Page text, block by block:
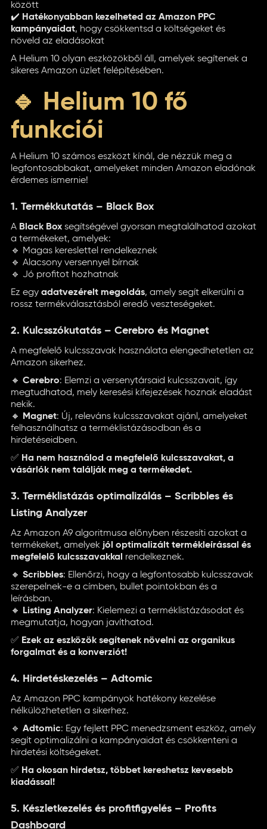
között
✔️ Hatékonyabban kezelheted az Amazon PPC
kampányaidat, hogy csökkentsd a költségeket és
növeld az eladásokat
A Helium 10 olyan eszközökből áll, amelyek segítenek a
sikeres Amazon üzlet felépítésében.
🔹 Helium 10 fő
funkciói
A Helium 10 számos eszközt kínál, de nézzük meg a
legfontosabbakat, amelyeket minden Amazon eladónak
érdemes ismernie!
1. Termékkutatás – Black Box
A Black Box segítségével gyorsan megtalálhatod azokat
a termékeket, amelyek:
🔹 Magas kereslettel rendelkeznek
🔹 Alacsony versennyel bírnak
🔹 Jó profitot hozhatnak
Ez egy adatvezérelt megoldás, amely segít elkerülni a
rossz termékválasztásból eredő veszteségeket.
2. Kulcsszókutatás – Cerebro és Magnet
A megfelelő kulcsszavak használata elengedhetetlen az
Amazon sikerhez.
🔸 Cerebro: Elemzi a versenytársaid kulcsszavait, így
megtudhatod, mely keresési kifejezések hoznak eladást
nekik.
🔸
Magnet: Új, releváns kulcsszavakat ajánl, amelyeket
felhasználhatsz a terméklistázásodban és a
hirdetéseidben.
✅ Ha nem használod a megfelelő kulcsszavakat, a
vásárlók nem találják meg a termékedet.
3. Terméklistázás optimalizálás – Scribbles és
Listing Analyzer
Az Amazon A9 algoritmusa előnyben részesíti azokat a
termékeket, amelyek jól optimalizált termékleírással és
megfelelő kulcsszavakkal
rendelkeznek.
🔸 Scribbles: Ellenőrzi, hogy a legfontosabb kulcsszavak
szerepelnek-e a címben, bullet pointokban és a
leírásban.
🔸
Listing Analyzer: Kielemezi a terméklistázásodat és
megmutatja, hogyan javíthatod.
✅ Ezek az eszközök segítenek növelni az organikus
forgalmat és a konverziót!
4. Hirdetéskezelés – Adtomic
Az Amazon PPC kampányok hatékony kezelése
nélkülözhetetlen a sikerhez.
🔹 Adtomic: Egy fejlett PPC menedzsment eszköz, amely
segít optimalizálni a kampányaidat és csökkenteni a
hirdetési költségeket.
✅ Ha okosan hirdetsz, többet kereshetsz kevesebb
kiadással!
5. Készletkezelés és profitfigyelés – Profits
Dashboard